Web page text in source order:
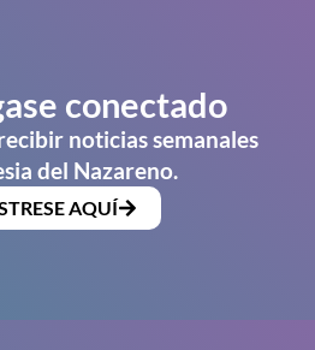
conectado
noticias semanales
del Nazareno.
AQUÍ